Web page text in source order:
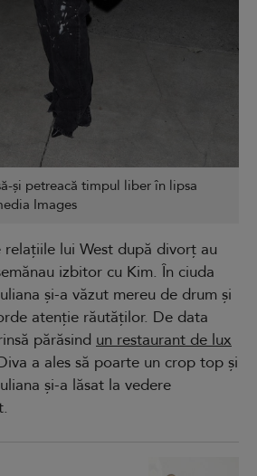
și petreacă timpul liber în lipsa
Images
lui West după divorț au
izbitor cu Kim. În ciuda
și-a văzut mereu de drum și
atenție răutăților. De data
părăsind un restaurant de lux
a ales să poarte un crop top și
și-a lăsat la vedere